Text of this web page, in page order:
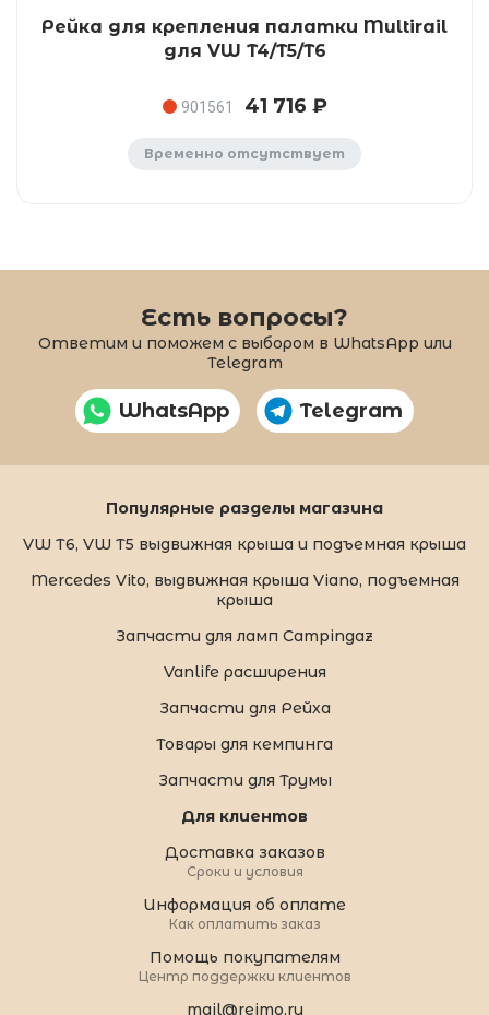
Рейка для крепления палатки Multirail
для VW T4/T5/T6
901561 41 716 ₽
Временно отсутствует
Есть вопросы?
Ответим и поможем с выбором в WhatsApp или
Telegram
WhatsApp Telegram
Популярные разделы магазина
VW T6, VW T5 выдвижная крыша и подъемная крыша
Mercedes Vito, выдвижная крыша Viano, подъемная
крыша
Запчасти для ламп Campingaz
Vanlife расширения
Запчасти для Рейха
Товары для кемпинга
Запчасти для Трумы
Для клиентов
Доставка заказов
Сроки и условия
Информация об оплате
Как оплатить заказ
Помощь покупателям
Центр поддержки клиентов
mail@reimo.ru